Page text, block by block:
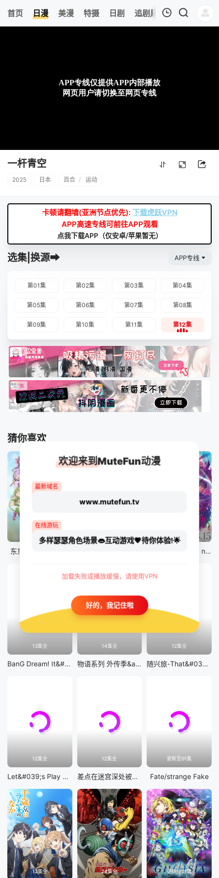
首页 日漫 美漫 特摄 日剧 追剧周表 今日更新
一杆青空
2025 日本 百合 / 运动
卡顿请翻墙(亚洲节点优先): 下载虎跃VPN
APP高速专线可前往APP观看
点我下载APP（仅安卓/苹果暂无）
选集|换源➡ APP专线
第01集 第02集 第03集 第04集
第05集 第06集 第07集 第08集
第09集 第10集 第11集 第12集
猜你喜欢
12集全
东京猫猫 NEW～♡ 剧场版 Fate/stay night [Heaven&#039;s Feel] III.spring song
13集全
BanG Dream! It&#039;s MyGO!!!!!
14集全
物语系列 外传季&amp;怪物季
12集全
随兴旅-That&#039;s Journey-
12集全
Let&#039;s Play 充满挑战的人生
12集全
差点在迷宫深处被信任的伙伴杀掉，但靠着天赐技能「无限扭蛋」获得等级9999的伙伴，我要向前队友和世界展开复仇&amp;「给他们好看！」
更新至01集
Fate/strange Fake
13集全 24集全 更新至21集
欢迎来到MuteFun动漫
最新域名
www.mutefun.tv
在线游玩
多样瑟瑟角色场景👄互动游戏💗待你体验!🌟
加载失败或播放缓慢，请使用VPN
好的，我记住啦